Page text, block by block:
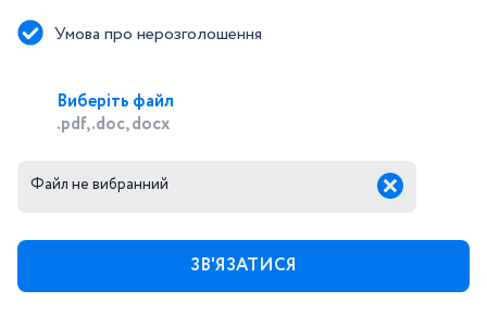
Умова про нерозголошення
Виберіть файл
.pdf, .doc, docx
Файл не вибранний